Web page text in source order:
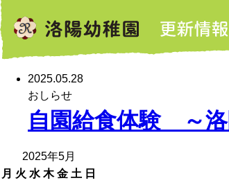
2025.05.28
おしらせ
自園給食体験 ～洛
2025年5月
月 火 水 木 金 土 日